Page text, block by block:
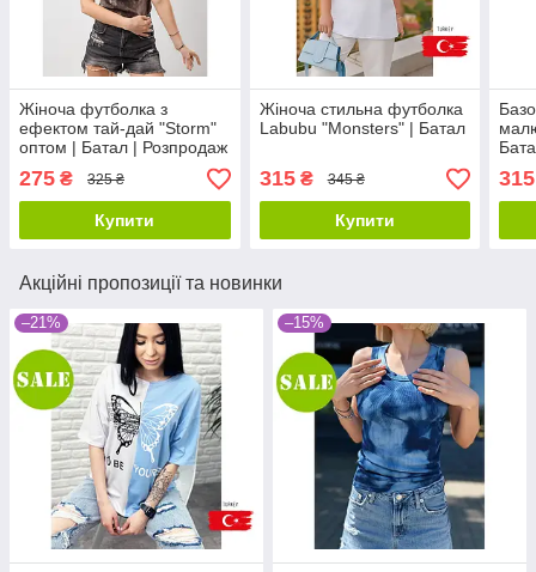
Жіноча футболка з
ефектом тай-дай "Storm"
оптом | Батал | Розпродаж
моделі
275 ₴ 325 ₴
Купити
Жіноча стильна футболка
Labubu "Monsters" | Батал
315₴ 345 ₴
Купити
315
Акційні пропозиції та новинки
–21% –15%